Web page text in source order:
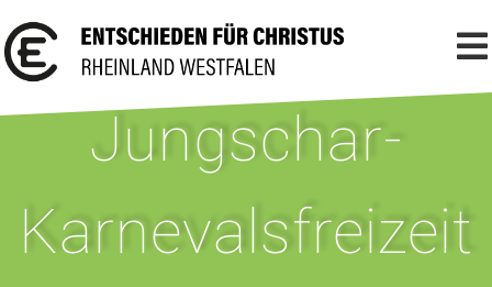
Jungschar-
Karnevalsfreizeit